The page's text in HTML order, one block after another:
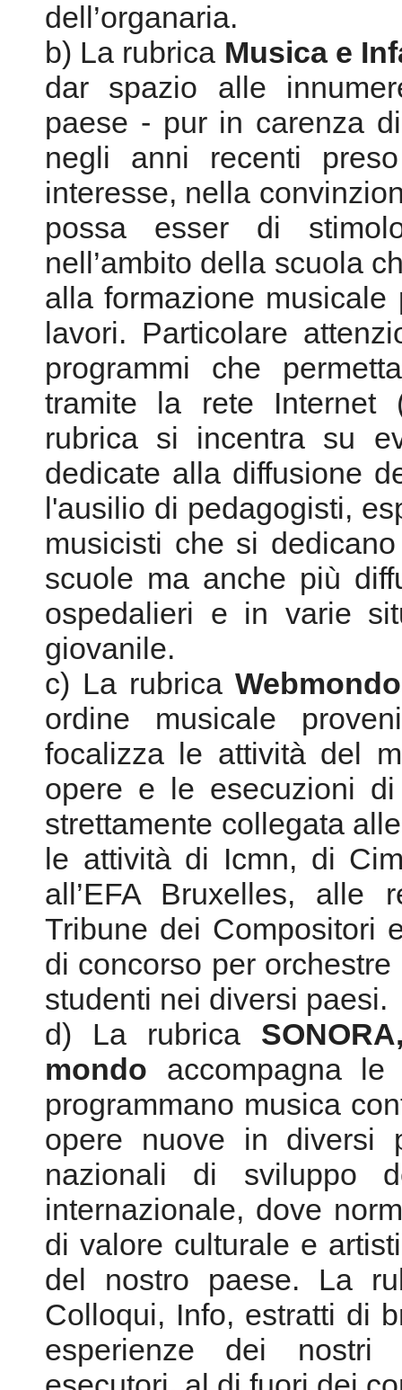
interesse, nella
possa esser di
nell’ambito della scuola
alla formazione
lavori. Particolare
programmi che
tramite la rete Internet
rubrica si incentra su
dedicate alla diffusione
l'ausilio di pedagogisti,
musicisti che si
scuole ma anche più
ospedalieri e in varie
giovanile.
c) La rubrica
ordine musicale
focalizza le attività del
opere e le esecuzioni
strettamente collegata
le attività di Icmn, di
all’EFA Bruxelles, alle
Tribune dei Compositori
di concorso per
studenti nei diversi paesi.
d) La rubrica
mondoaccompagna
programmano musica
opere nuove in diversi
nazionali di sviluppo
internazionale, dove
di valore culturale e
del nostro paese. La
Colloqui, Info, estratti di
esperienze dei nostri
esecutori, al di fuori dei
e) Pista di Lancio,
sotto i riflettori i giovani
compositori ed
esecuzioni particolari.